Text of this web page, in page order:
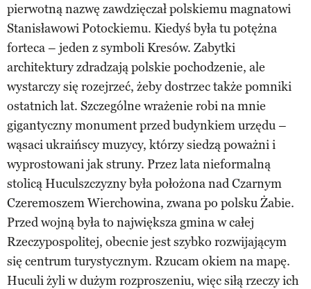
pierwotną nazwę zawdzięczał polskiemu magnatowi
Stanisławowi Potockiemu. Kiedyś była tu potężna
forteca – jeden z symboli Kresów. Zabytki
architektury zdradzają polskie pochodzenie, ale
wystarczy się rozejrzeć, żeby dostrzec także pomniki
ostatnich lat. Szczególne wrażenie robi na mnie
gigantyczny monument przed budynkiem urzędu –
wąsaci ukraińscy muzycy, którzy siedzą poważni i
wyprostowani jak struny. Przez lata nieformalną
stolicą Huculszczyzny była położona nad Czarnym
Czeremoszem Wierchowina, zwana po polsku Żabie.
Przed wojną była to największa gmina w całej
Rzeczypospolitej, obecnie jest szybko rozwijającym
się centrum turystycznym. Rzucam okiem na mapę.
Huculi żyli w dużym rozproszeniu, więc siłą rzeczy ich